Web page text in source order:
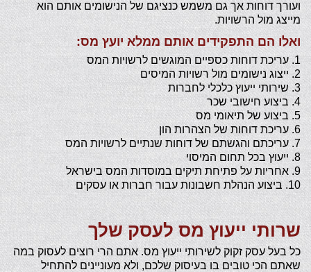
ועורך דוחות אך גם משמש כנציגם של הנישומים אותם הוא
מייצג מול הרשויות.
ואלו הם התפקידים אותם ממלא יועץ מס:
1. עריכת דוחות כספיים המוגשים לרשויות המס
2. ייצוג נישומים מול רשויות המיסים
3. שירותי ייעוץ כלכלי לחברות
4. ביצוע חישובי שכר
5. ביצוע של תיאומי מס
6. עריכת דוחות של הצהרות הון
7. עריכתם והגשתם של דוחות שנתיים לרשויות המס
8. ייעוץ בכל תחום המיסוי
9. אחריות על פתיחת תיקים במוסדות המס בישראל
10. ביצוע הנהלת חשבונות עבור חברות או עסקים
שרותי ייעוץ מס לעסק שלך
כל בעל עסק זקוק לשירותי ייעוץ מס. אתם הרי רוצים לעסוק במה
שאתם הכי טובים בו בעיסוק שלכם, ולא מעוניינים להתחיל